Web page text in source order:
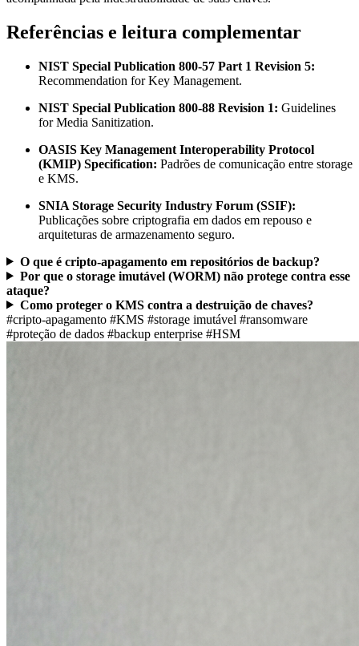
Referências e leitura complementar
NIST Special Publication 800-57 Part 1 Revision 5:
Recommendation for Key Management.
NIST Special Publication 800-88 Revision 1: Guidelines
for Media Sanitization.
OASIS Key Management Interoperability Protocol
(KMIP) Specification: Padrões de comunicação entre storage
e KMS.
SNIA Storage Security Industry Forum (SSIF):
Publicações sobre criptografia em dados em repouso e
arquiteturas de armazenamento seguro.
O que é cripto-apagamento em repositórios de backup?
Por que o storage imutável (WORM) não protege contra esse
ataque?
Como proteger o KMS contra a destruição de chaves?
#cripto-apagamento #KMS #storage imutável #ransomware
#proteção de dados #backup enterprise #HSM